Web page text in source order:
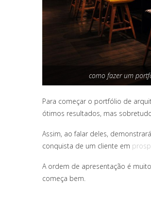
como fazer um
Para começar o portfólio de
ótimos resultados, mas
Assim, ao falar deles,
conquista de um cliente em
A ordem de apresentação é
começa bem.